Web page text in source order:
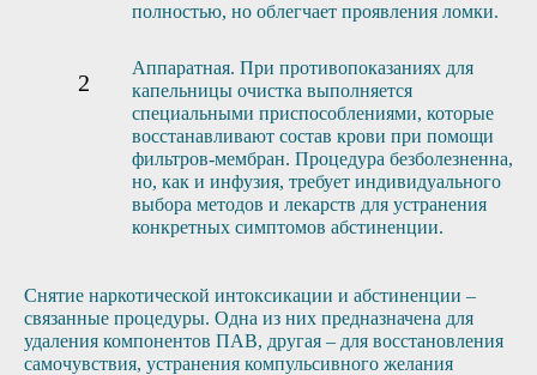
полностью, но облегчает проявления ломки.
Аппаратная. При противопоказаниях для
капельницы очистка выполняется
специальными приспособлениями, которые
восстанавливают состав крови при помощи
фильтров-мембран. Процедура безболезненна,
но, как и инфузия, требует индивидуального
выбора методов и лекарств для устранения
конкретных симптомов абстиненции.
Снятие наркотической интоксикации и абстиненции –
связанные процедуры. Одна из них предназначена для
удаления компонентов ПАВ, другая – для восстановления
самочувствия, устранения компульсивного желания